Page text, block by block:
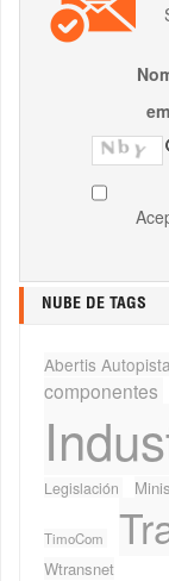
NUBE DE TAGS
Abertis
componentes
Legislación
TimoCom
Wtransnet